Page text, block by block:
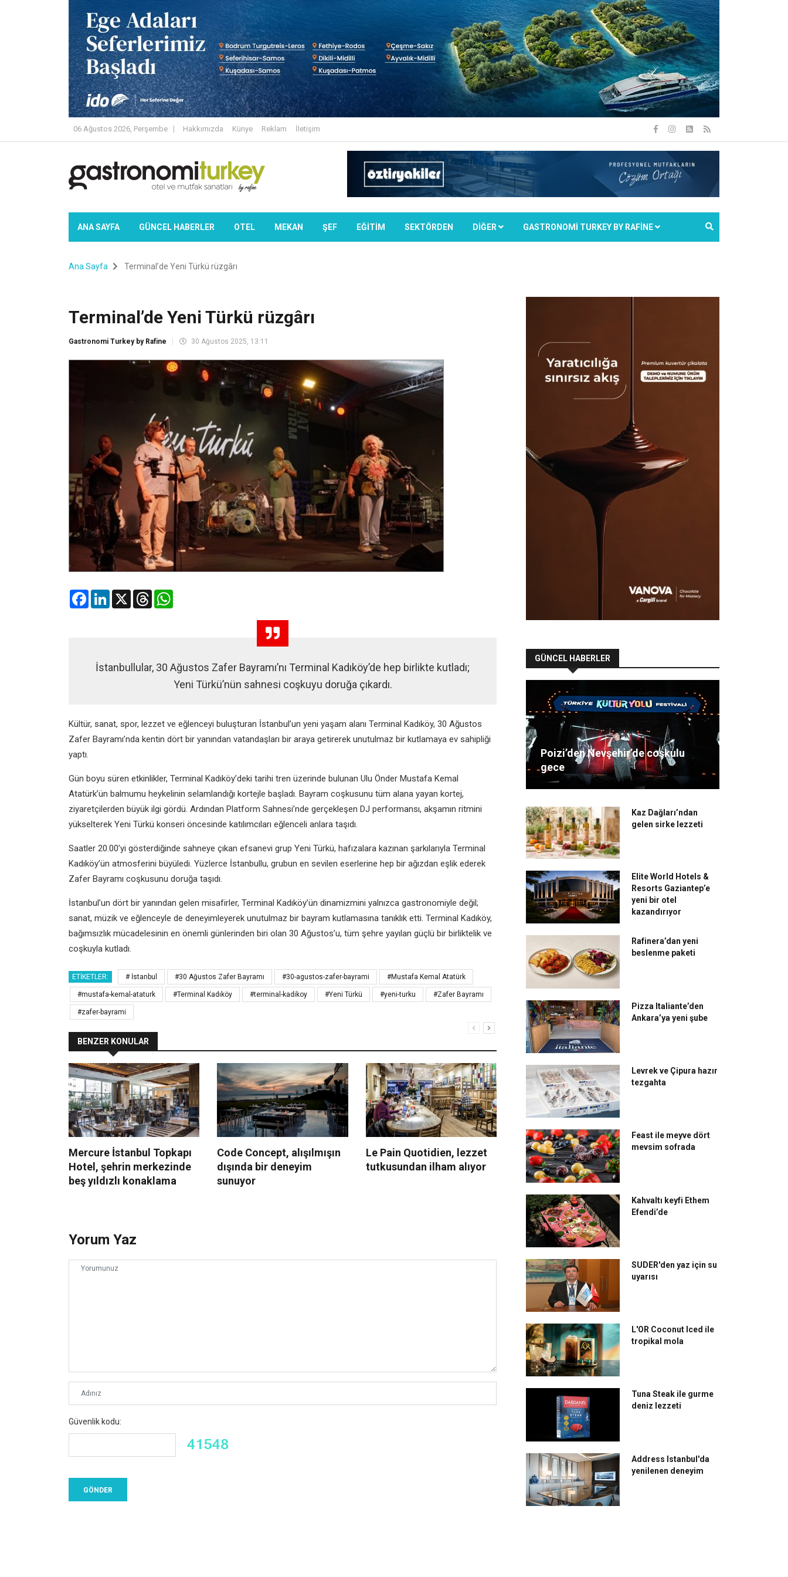
06 Ağustos 2026, Perşembe Hakkımızda Künye Reklam İletişim
ANA SAYFA GÜNCEL HABERLER OTEL MEKAN ŞEF EĞİTİM SEKTÖRDEN DIĞER GASTRONOMİ TURKEY BY RAFİNE
Ana Sayfa Terminal’de Yeni Türkü rüzgârı
Terminal’de Yeni Türkü rüzgârı
Gastronomi Turkey by Rafine 30 Ağustos 2025, 13:11
FacebookLinkedIn
X Threads
İstanbullular, 30 Ağustos Zafer Bayramı’nı Terminal Kadıköy’de hep birlikte kutladı;
Yeni Türkü’nün sahnesi coşkuyu doruğa çıkardı.
Kültür, sanat, spor, lezzet ve eğlenceyi buluşturan İstanbul’un yeni yaşam alanı Terminal Kadıköy, 30 Ağustos
Zafer Bayramı’nda kentin dört bir yanından vatandaşları bir araya getirerek unutulmaz bir kutlamaya ev sahipliği
yaptı.
Gün boyu süren etkinlikler, Terminal Kadıköy’deki tarihi tren üzerinde bulunan Ulu Önder Mustafa Kemal
Atatürk’ün balmumu heykelinin selamlandığı kortejle başladı. Bayram coşkusunu tüm alana yayan kortej,
ziyaretçilerden büyük ilgi gördü. Ardından Platform Sahnesi’nde gerçekleşen DJ performansı, akşamın ritmini
yükselterek Yeni Türkü konseri öncesinde katılımcıları eğlenceli anlara taşıdı.
Saatler 20.00’yi gösterdiğinde sahneye çıkan efsanevi grup Yeni Türkü, hafızalara kazınan şarkılarıyla Terminal
Kadıköy’ün atmosferini büyüledi. Yüzlerce İstanbullu, grubun en sevilen eserlerine hep bir ağızdan eşlik ederek
Zafer Bayramı coşkusunu doruğa taşıdı.
İstanbul’un dört bir yanından gelen misafirler, Terminal Kadıköy’ün dinamizmini yalnızca gastronomiyle değil;
sanat, müzik ve eğlenceyle de deneyimleyerek unutulmaz bir bayram kutlamasına tanıklık etti. Terminal Kadıköy,
bağımsızlık mücadelesinin en önemli günlerinden biri olan 30 Ağustos’u, tüm şehre yayılan güçlü bir birliktelik ve
coşkuyla kutladı.
ETIKETLER: # İstanbul #30 Ağustos Zafer Bayramı #30-agustos-zafer-bayrami #Mustafa Kemal Atatürk
#mustafa-kemal-ataturk #Terminal Kadıköy #terminal-kadikoy #Yeni Türkü #yeni-turku #Zafer Bayramı
#zafer-bayrami
BENZER KONULAR
Mercure İstanbul Topkapı
Hotel, şehrin merkezinde
beş yıldızlı konaklama
Code Concept, alışılmışın
dışında bir deneyim
sunuyor
Le Pain Quotidien, lezzet
tutkusundan ilham alıyor
Moda Deniz Kulübü;
tarihinde keyif var
Mövenpick Hotel
Yorum Yaz
Güvenlik kodu:
GÜNCEL HABERLER
Poizi’den Nevşehir’de coşkulu
gece
Kaz Dağları’ndan
gelen sirke lezzeti
Elite World Hotels &
Resorts Gaziantep’e
yeni bir otel
kazandırıyor
Rafinera’dan yeni
beslenme paketi
Pizza Italiante’den
Ankara’ya yeni şube
Levrek ve Çipura hazır
tezgahta
Feast ile meyve dört
mevsim sofrada
Kahvaltı keyfi Ethem
Efendi’de
SUDER'den yaz için su
uyarısı
L'OR Coconut Iced ile
tropikal mola
Tuna Steak ile gurme
deniz lezzeti
Address Istanbul'da
yenilenen deneyim